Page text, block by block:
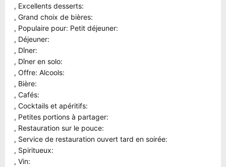
, Excellents desserts:
, Grand choix de bières:
, Populaire pour: Petit déjeuner:
, Déjeuner:
, Dîner:
, Dîner en solo:
, Offre: Alcools:
, Bière:
, Cafés:
, Cocktails et apéritifs:
, Petites portions à partager:
, Restauration sur le pouce:
, Service de restauration ouvert tard en soirée:
, Spiritueux:
, Vin: